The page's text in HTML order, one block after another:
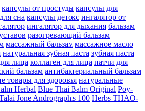
капсулы от простуды капсулы для
сна капсулы детокс ингалятор от
ингалятор для дыхания бальзам
разогревающий бальзам
массажный бальзам массажное масло
натуральная зубная паста зубная паста
лица коллаген для лица патчи для
бальзам антибактериальный бальзам
товары для здоровья натуральные
Herbal Blue Thai Balm Original Poy-
Jone Andrographis 100 Herbs THAO-